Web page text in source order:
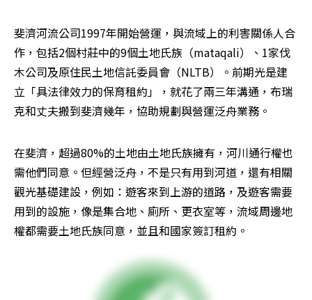
斐濟河流公司1997年開始營運，與流域上的利害關係人合
作，包括2個村莊中的9個土地氏族（mataqali）、1家伐
木公司及原住民土地信託委員會（NLTB）。前期光是建
立「具法律效力的保育租約」，就花了兩三年溝通，布瑞
克和丈夫搬到斐濟幾年，協助規劃與營運泛舟業務。
在斐濟，超過80%的土地由土地氏族擁有，河川通行權也
需他們同意。但經營泛舟，不是只有用到河道，還有相關
觀光基礎建設，例如：遊客來到上游的道路，及遊客需要
用到的設施，像是集合地、廁所、更衣室等，流域周邊地
權都需要土地氏族同意，並且和國家簽訂租約。